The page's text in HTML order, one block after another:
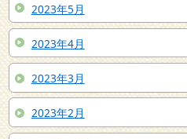
2023年5月
2023年4月
2023年3月
2023年2月